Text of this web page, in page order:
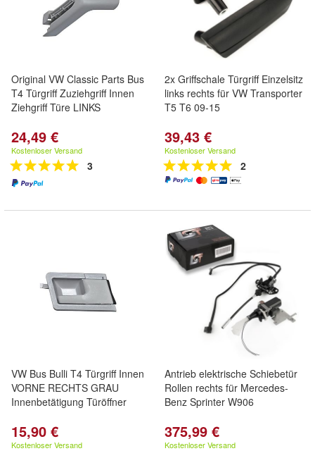
Original VW Classic Parts Bus
T4 Türgriff Zuziehgriff Innen
Ziehgriff Türe LINKS
24,49 €
Kostenloser Versand
3
2x Griffschale Türgriff Einzelsitz
links rechts für VW Transporter
T5 T6 09-15
39,43 €
Kostenloser Versand
2
VW Bus Bulli T4 Türgriff Innen
VORNE RECHTS GRAU
Innenbetätigung Türöffner
15,90 €
Kostenloser Versand
Antrieb elektrische Schiebetür
Rollen rechts für Mercedes-
Benz Sprinter W906
375,99 €
Kostenloser Versand